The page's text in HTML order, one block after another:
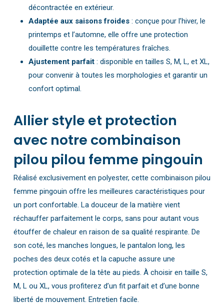
décontractée en extérieur.
Adaptée aux saisons froides: conçue pour l’hiver, le
printemps et l’automne, elle offre une protection
douillette contre les températures fraîches.
Ajustement parfait: disponible en tailles S, M, L, et XL,
pour convenir à toutes les morphologies et garantir un
confort optimal.
Allier style et protection
avec notre combinaison
pilou pilou femme pingouin
Réalisé exclusivement en polyester, cette combinaison pilou
femme pingouin offre les meilleures caractéristiques pour
un port confortable. La douceur de la matière vient
réchauffer parfaitement le corps, sans pour autant vous
étouffer de chaleur en raison de sa qualité respirante. De
son coté, les manches longues, le pantalon long, les
poches des deux cotés et la capuche assure une
protection optimale de la tête au pieds. À choisir en taille S,
M, L ou XL, vous profiterez d’un fit parfait et d’une bonne
liberté de mouvement. Entretien facile.